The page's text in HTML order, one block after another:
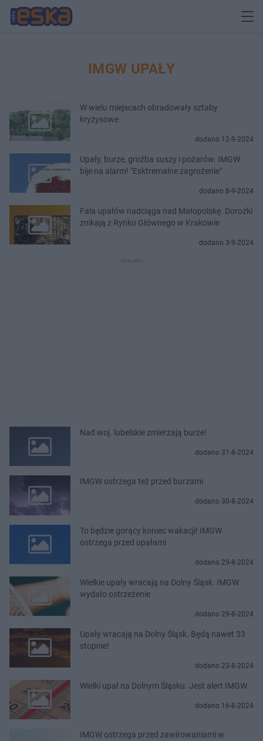
IMGW UPAŁY
W wielu miejscach obradowały sztaby
kryzysowe
dodano 12-9-2024
Upały, burze, groźba suszy i pożarów. IMGW
bije na alarm! "Esktremalne zagrożenie"
dodano 8-9-2024
Fala upałów nadciąga nad Małopolskę. Dorożki
znikają z Rynku Głównego w Krakowie
dodano 3-9-2024
Nad woj. lubelskie zmierzają burze!
dodano 31-8-2024
IMGW ostrzega też przed burzami
dodano 30-8-2024
To będzie gorący koniec wakacji! IMGW
ostrzega przed upałami
dodano 29-8-2024
Wielkie upały wracają na Dolny Śląsk. IMGW
wydało ostrzeżenie
dodano 29-8-2024
Upały wracają na Dolny Śląsk. Będą nawet 33
stopnie!
dodano 23-8-2024
Wielki upał na Dolnym Śląsku. Jest alert IMGW
dodano 16-8-2024
IMGW ostrzega przed zawirowaniami w